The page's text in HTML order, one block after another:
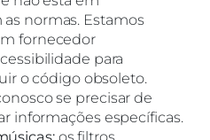
normas. Estamos
fornecedor
para
o código obsoleto.
se precisar de
informações específicas.
os filtros